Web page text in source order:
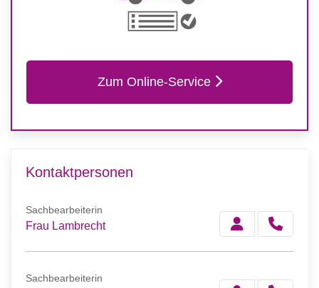
Zum Online-Service
Kontaktpersonen
Sachbearbeiterin
Frau Lambrecht
Sachbearbeiterin